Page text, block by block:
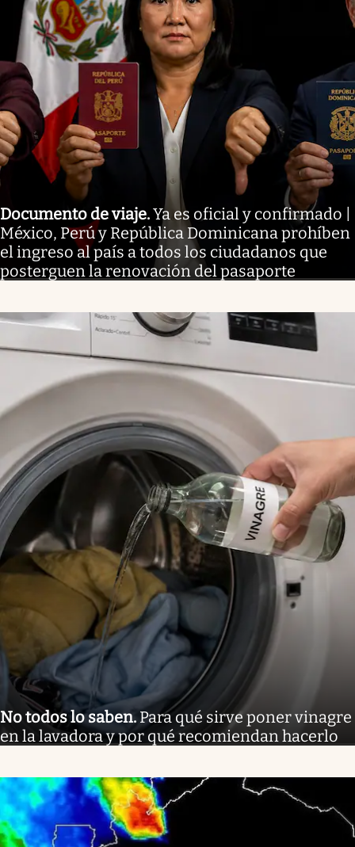
Documento de viaje.Ya es oficial y confirmado |
México, Perú y República Dominicana prohíben
el ingreso al país a todos los ciudadanos que
posterguen la renovación del pasaporte
No todos lo saben. Para qué sirve poner vinagre
en la lavadora y por qué recomiendan hacerlo